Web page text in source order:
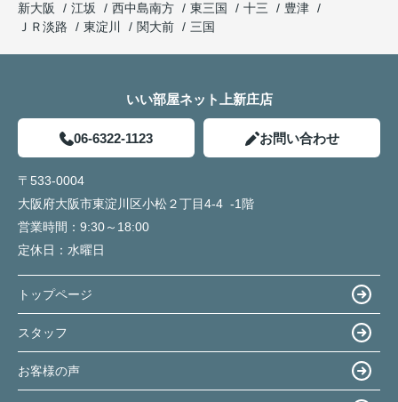
新大阪
江坂 西中島南方 東三国 十三
豊津
ＪＲ淡路
東淀川 関大前 三国
いい部屋ネット上新庄店
06-6322-1123 お問い合わせ
〒533-0004
大阪府大阪市東淀川区小松２丁目4-4 -1階
営業時間： 9:30～18:00
定休日： 水曜日
トップページ
スタッフ
お客様の声